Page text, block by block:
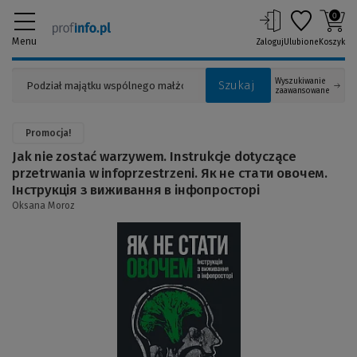
Menu
Szukaj
Wyszukiwanie
zaawansowane
ZalogujUlubione
0
Koszyk
Promocja!
Jak nie zostać warzywem. Instrukcje dotyczące
przetrwania w infoprzestrzeni. Як не стати овочем.
Інструкція з виживання в інфопросторі
Oksana Moroz